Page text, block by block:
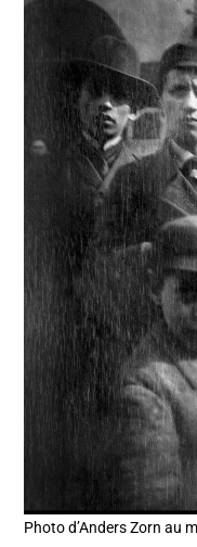
Photo d’Anders Zorn au